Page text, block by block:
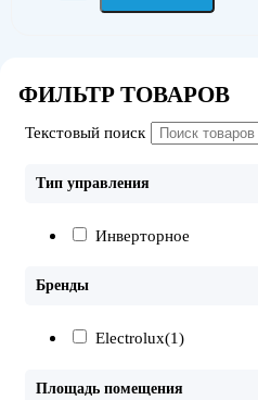
ФИЛЬТР ТОВАРОВ
Текстовый поиск
Тип управления
Инверторное
Бренды
Electrolux(1)
Площадь помещения